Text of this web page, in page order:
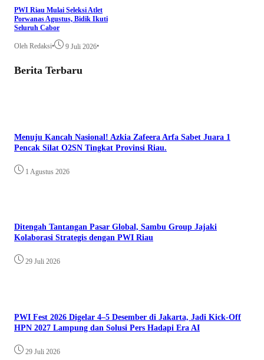
PWI Riau Mulai Seleksi Atlet
Porwanas Agustus, Bidik Ikuti
Seluruh Cabor
Oleh Redaksi• 9 Juli 2026•
Berita Terbaru
Menuju Kancah Nasional! Azkia Zafeera Arfa Sabet Juara 1
Pencak Silat O2SN Tingkat Provinsi Riau.
1 Agustus 2026
Ditengah Tantangan Pasar Global, Sambu Group Jajaki
Kolaborasi Strategis dengan PWI Riau
29 Juli 2026
PWI Fest 2026 Digelar 4–5 Desember di Jakarta, Jadi Kick-Off
HPN 2027 Lampung dan Solusi Pers Hadapi Era AI
29 Juli 2026